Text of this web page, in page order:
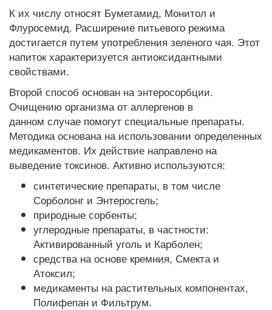
К их числу относят Буметамид, Монитол и
Флуросемид. Расширение питьевого режима
достигается путем употребления зеленого чая. Этот
напиток характеризуется антиоксидантными
свойствами.
Второй способ основан на энтеросорбции.
Очищению организма от аллергенов в
данном случае помогут специальные препараты.
Методика основана на использовании определенных
медикаментов. Их действие направлено на
выведение токсинов. Активно используются:
синтетические препараты, в том числе
Сорболонг и Энтеросгель;
природные сорбенты;
углеродные препараты, в частности:
Активированный уголь и Карболен;
средства на основе кремния, Смекта и
Атоксил;
медикаменты на растительных компонентах,
Полифепан и Фильтрум.